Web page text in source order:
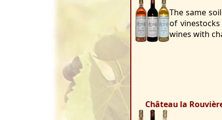
The same
of
wines with
Château la